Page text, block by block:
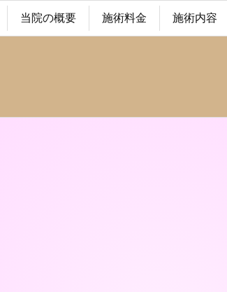
当院の概要 施術料金 施術内容